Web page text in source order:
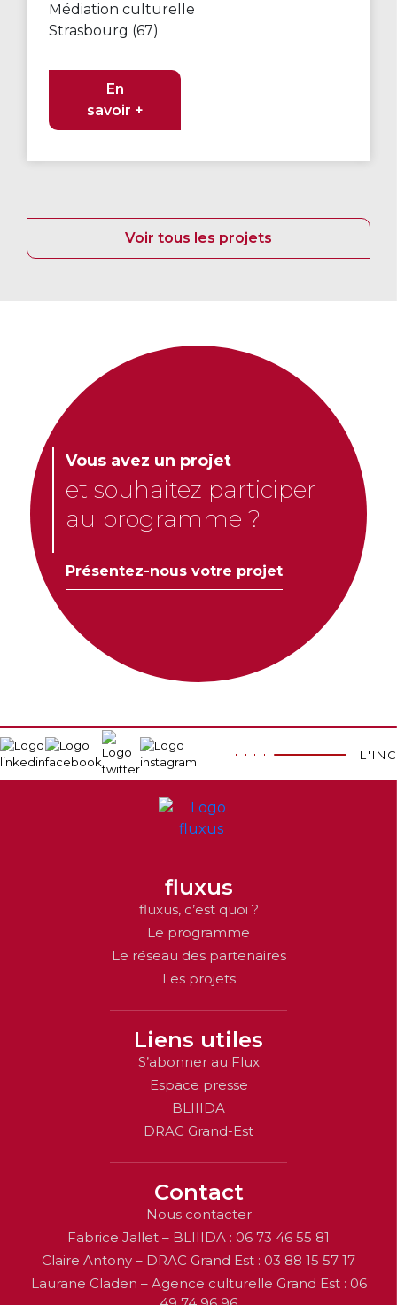
Médiation culturelle
Strasbourg (67)
En
savoir +
Voir tous les projets
Vous avez un projet
et souhaitez participer
au programme ?
Présentez-nous votre projet
fluxus
fluxus, c’est quoi ?
Le programme
Le réseau des partenaires
Les projets
Liens utiles
S’abonner au Flux
Espace presse
BLIIIDA
DRAC Grand-Est
Contact
Nous contacter
Fabrice Jallet – BLIIIDA : 06 73 46 55 81
Claire Antony – DRAC Grand Est : 03 88 15 57 17
Laurane Claden – Agence culturelle Grand Est : 06